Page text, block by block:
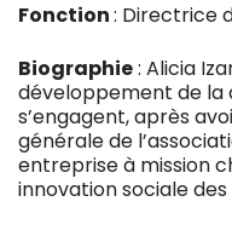
Fonction: Directrice
Biographie: Alicia
développement de la
s’engagent, après
générale de
entreprise à mission
innovation sociale